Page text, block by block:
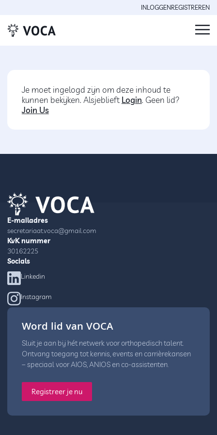
INLOGGENREGISTREREN
Je moet ingelogd zijn om deze inhoud te
kunnen bekijken. Alsjeblieft Login. Geen lid?
Join Us
E-mailadres
secretariaat.voca@gmail.com
KvK nummer
30162225
Socials
Linkedin
Instagram
Word lid van VOCA
Sluit je aan bij hét netwerk voor orthopedisch talent.
Ontvang toegang tot kennis, events en carrièrekansen
– speciaal voor AIOS, ANIOS en co-assistenten.
Registreer je nu